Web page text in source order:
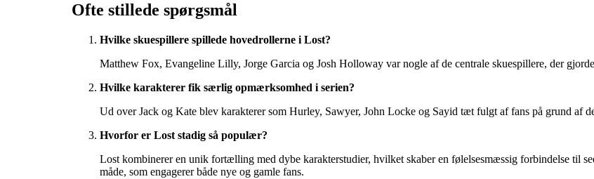
Ofte stillede spørgsmål
Hvilke skuespillere spillede hovedrollerne i Lost?
Matthew Fox, Evangeline Lilly, Jorge Garcia og Josh Holloway var nogle af de centrale skuespillere, der
Hvilke karakterer fik særlig opmærksomhed i serien?
Ud over Jack og Kate blev karakterer som Hurley, Sawyer, John Locke og Sayid tæt fulgt af fans på grund af
Hvorfor er Lost stadig så populær?
Lost kombinerer en unik fortælling med dybe karakterstudier, hvilket skaber en følelsesmæssig forbindelse til
måde, som engagerer både nye og gamle fans.